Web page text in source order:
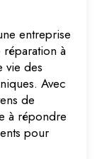
entreprise
à
vie des
Avec
de
à répondre
pour